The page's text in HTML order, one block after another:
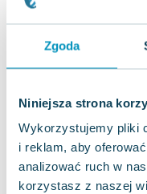
Zgoda
Niniejsza strona
Wykorzystujemy pliki
i reklam, aby
analizować ruch w
korzystasz z naszej
Napisz
nagrodę!
W każdym miesiącu
nagradzamy